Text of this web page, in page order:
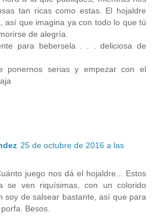
tan ricas como estas. El hojaldre
así que imagina ya con todo lo que tú
de alegría.
para bebersela . . . deliciosa de
ponernos serias y empezar con el
25 de octubre de 2016 a las
juego nos dá el hojaldre... Estos
se ven riquísimas, con un colorido
soy de salsear bastante, así que para
Besos.